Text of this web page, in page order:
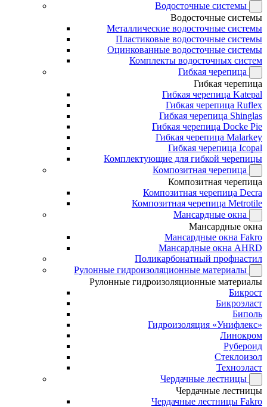
Водосточные системы
Водосточные системы
Металлические водосточные системы
Пластиковые водосточные системы
Оцинкованные водосточные системы
Комплекты водосточных систем
Гибкая черепица
Гибкая черепица
Гибкая черепица Katepal
Гибкая черепица Ruflex
Гибкая черепица Shinglas
Гибкая черепица Docke Pie
Гибкая черепица Malarkey
Гибкая черепица Icopal
Комплектующие для гибкой черепицы
Композитная черепица
Композитная черепица
Композитная черепица Decra
Композитная черепица Metrotile
Мансардные окна
Мансардные окна
Мансардные окна Fakro
Мансардные окна AHRD
Поликарбонатный профнастил
Рулонные гидроизоляционные материалы
Рулонные гидроизоляционные материалы
Бикрост
Бикроэласт
Биполь
Гидроизоляция «Унифлекс»
Линокром
Рубероид
Стеклоизол
Техноэласт
Чердачные лестницы
Чердачные лестницы
Чердачные лестницы Fakro